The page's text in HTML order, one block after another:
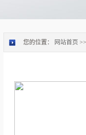
您的位置： 网站首页